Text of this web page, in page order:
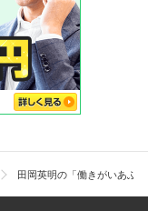
田岡英明の「働きがいあふ